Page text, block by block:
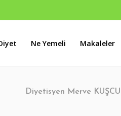
Ne Yemeli Makaleler
Diyetisyen Merve KUŞCU